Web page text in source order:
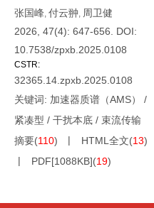
张国峰, 付云翀, 周卫健
2026, 47(4): 647-656.
DOI:
10.7538/zpxb.2025.0108
CSTR:
32365.14.zpxb.2025.0108
关键词: 加速器质谱（AMS）
/
紧凑型 / 干扰本底 / 束流传输
摘要(110) HTML全文(13)
PDF[1088KB](19)